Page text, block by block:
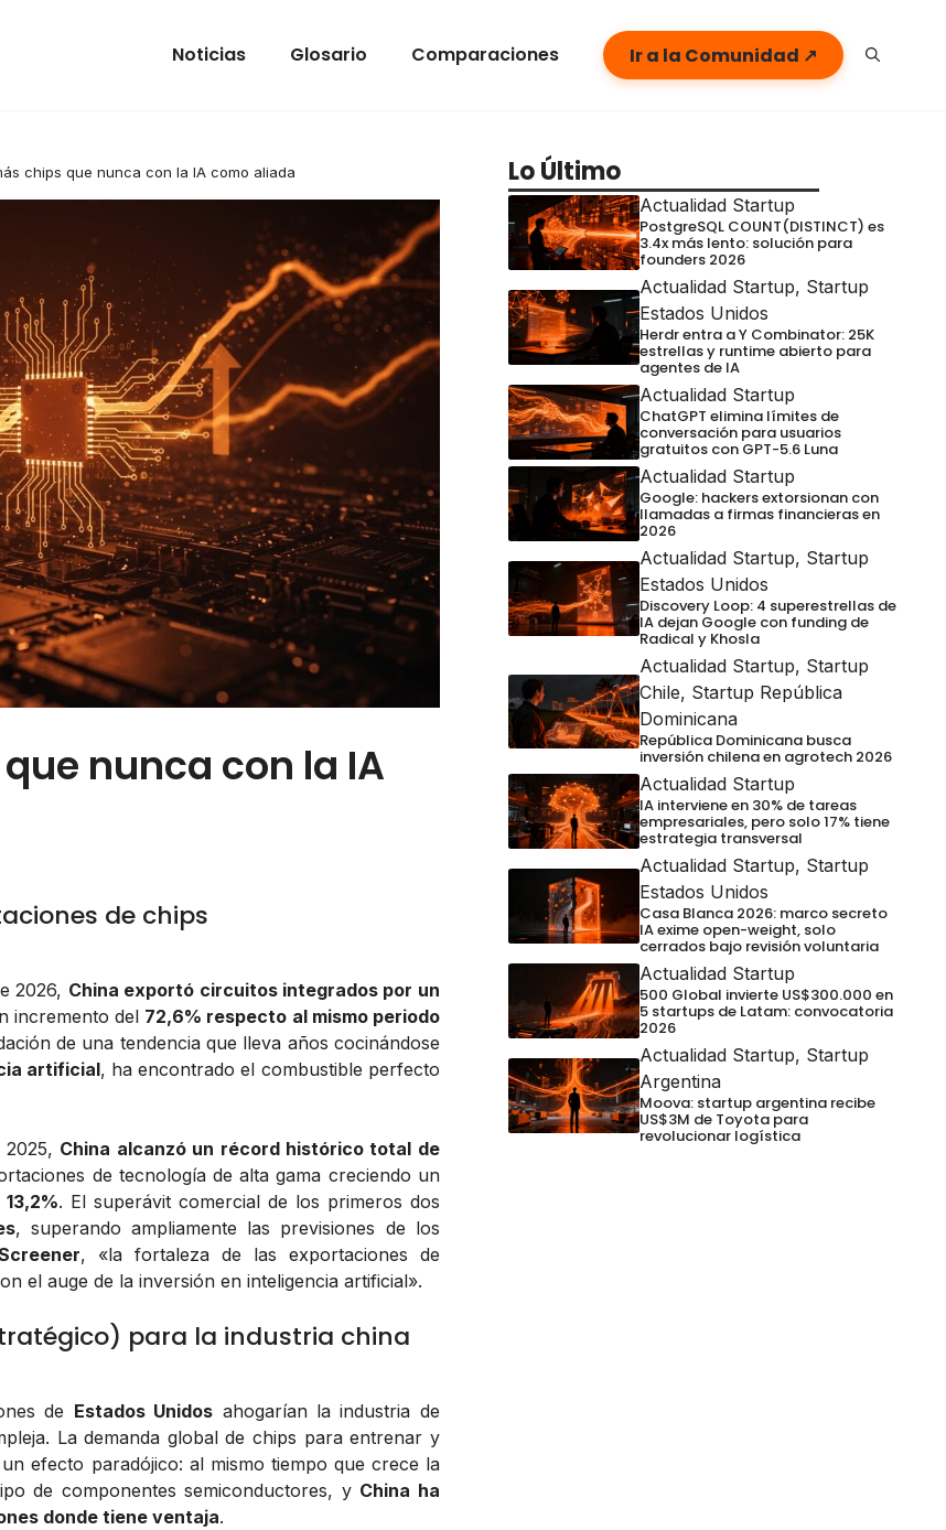
Noticias Glosario Comparaciones Ir a la Comunidad ↗
chips que nunca con la IA como aliada
nunca con la IA
de chips
2026, China exportó circuitos integrados por un
incremento del 72,6% respecto al mismo periodo
de una tendencia que lleva años cocinándose
artificial, ha encontrado el combustible perfecto
China alcanzó un récord histórico total de
de tecnología de alta gama creciendo un
13,2%. El superávit comercial de los primeros dos
, superando ampliamente las previsiones de los
, «la fortaleza de las exportaciones de
el auge de la inversión en inteligencia artificial».
para la industria china
de Estados Unidos ahogarían la industria de
La demanda global de chips para entrenar y
efecto paradójico: al mismo tiempo que crece la
de componentes semiconductores, y China ha
donde tiene ventaja.
Lo Último
Actualidad Startup
PostgreSQL COUNT(DISTINCT) es
3.4x más lento: solución para
founders 2026
Actualidad Startup, Startup
Estados Unidos
Herdr entra a Y Combinator: 25K
estrellas y runtime abierto para
agentes de IA
Actualidad Startup
ChatGPT elimina límites de
conversación para usuarios
gratuitos con GPT-5.6 Luna
Actualidad Startup
Google: hackers extorsionan con
llamadas a firmas financieras en
2026
Actualidad Startup, Startup
Estados Unidos
Discovery Loop: 4 superestrellas de
IA dejan Google con funding de
Radical y Khosla
Actualidad Startup, Startup
Chile, Startup República
Dominicana
República Dominicana busca
inversión chilena en agrotech 2026
Actualidad Startup
IA interviene en 30% de tareas
empresariales, pero solo 17% tiene
estrategia transversal
Actualidad Startup, Startup
Estados Unidos
Casa Blanca 2026: marco secreto
IA exime open-weight, solo
cerrados bajo revisión voluntaria
Actualidad Startup
500 Global invierte US$300.000 en
5 startups de Latam: convocatoria
2026
Actualidad Startup, Startup
Argentina
Moova: startup argentina recibe
US$3M de Toyota para
revolucionar logística